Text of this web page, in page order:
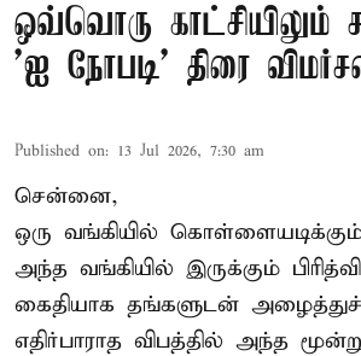
ஒவ்வொரு
'ஐ நோபடி' திரை
Published on: 13 Jul 2026, 7:30 am
சென்னை,
ஒரு வங்கியில்
அந்த வங்கியில் இருக்கும்
கைதியாக தங்களுடன்
எதிர்பாராத விபத்தில் அந்த